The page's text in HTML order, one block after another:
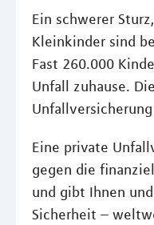
Ein schwerer
Kleinkinder sind
Fast 260.000
Unfall zuhause.
Eine private
gegen die
und gibt Ihnen
Sicherheit –